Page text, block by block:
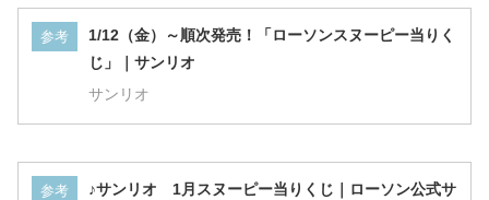
参考
1/12（金）～順次発売！「ローソンスヌーピー当りく
じ」｜サンリオ
サンリオ
参考
♪サンリオ 1月スヌーピー当りくじ｜ローソン公式サ